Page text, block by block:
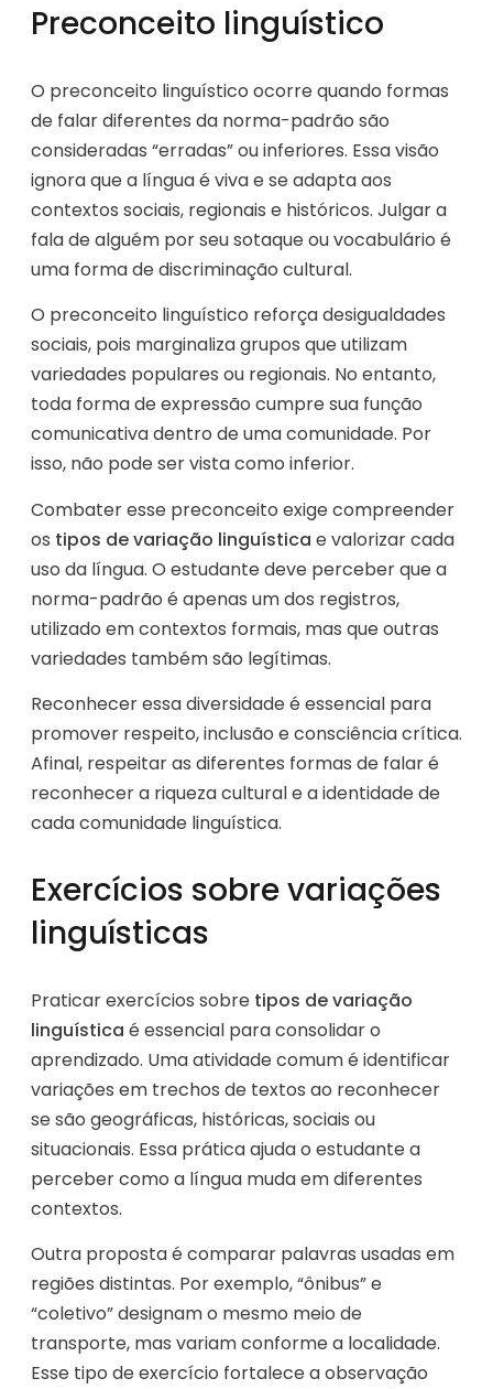
Preconceito linguístico
O preconceito linguístico ocorre quando formas
de falar diferentes da norma-padrão são
consideradas “erradas” ou inferiores. Essa visão
ignora que a língua é viva e se adapta aos
contextos sociais, regionais e históricos. Julgar a
fala de alguém por seu sotaque ou vocabulário é
uma forma de discriminação cultural.
O preconceito linguístico reforça desigualdades
sociais, pois marginaliza grupos que utilizam
variedades populares ou regionais. No entanto,
toda forma de expressão cumpre sua função
comunicativa dentro de uma comunidade. Por
isso, não pode ser vista como inferior.
Combater esse preconceito exige compreender
os tipos de variação linguística e valorizar cada
uso da língua. O estudante deve perceber que a
norma-padrão é apenas um dos registros,
utilizado em contextos formais, mas que outras
variedades também são legítimas.
Reconhecer essa diversidade é essencial para
promover respeito, inclusão e consciência crítica.
Afinal, respeitar as diferentes formas de falar é
reconhecer a riqueza cultural e a identidade de
cada comunidade linguística.
Exercícios sobre variações
linguísticas
Praticar exercícios sobre tipos de variação
linguística é essencial para consolidar o
aprendizado. Uma atividade comum é identificar
variações em trechos de textos ao reconhecer
se são geográficas, históricas, sociais ou
situacionais. Essa prática ajuda o estudante a
perceber como a língua muda em diferentes
contextos.
Outra proposta é comparar palavras usadas em
regiões distintas. Por exemplo, “ônibus” e
“coletivo” designam o mesmo meio de
transporte, mas variam conforme a localidade.
Esse tipo de exercício fortalece a observação